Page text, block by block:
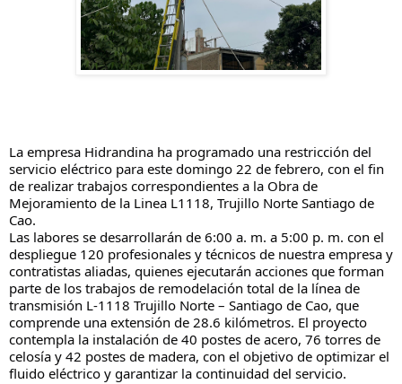
La empresa Hidrandina ha programado una restricción del
servicio eléctrico para este domingo 22 de febrero, con el fin
de realizar trabajos correspondientes a la Obra de
Mejoramiento de la Linea L1118, Trujillo Norte Santiago de
Cao.
Las labores se desarrollarán de 6:00 a. m. a 5:00 p. m. con el
despliegue 120 profesionales y técnicos de nuestra empresa y
contratistas aliadas, quienes ejecutarán acciones que forman
parte de los trabajos de remodelación total de la línea de
transmisión L-1118 Trujillo Norte – Santiago de Cao, que
comprende una extensión de 28.6 kilómetros. El proyecto
contempla la instalación de 40 postes de acero, 76 torres de
celosía y 42 postes de madera, con el objetivo de optimizar el
fluido eléctrico y garantizar la continuidad del servicio.